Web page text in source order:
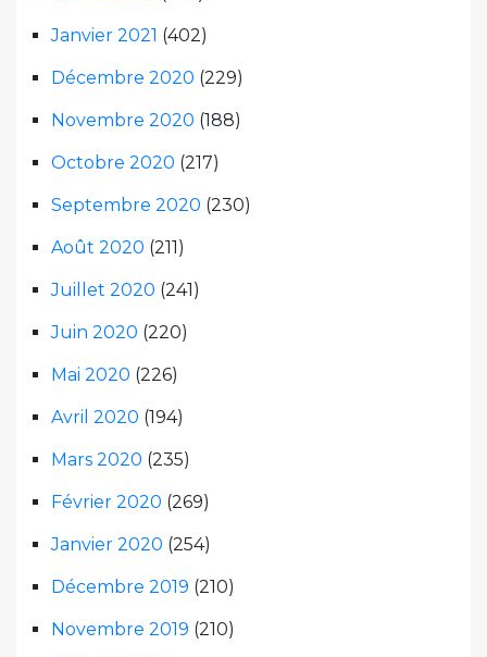
Janvier 2021 (402)
Décembre 2020 (229)
Novembre 2020 (188)
Octobre 2020 (217)
Septembre 2020 (230)
Août 2020 (211)
Juillet 2020 (241)
Juin 2020 (220)
Mai 2020 (226)
Avril 2020 (194)
Mars 2020 (235)
Février 2020 (269)
Janvier 2020 (254)
Décembre 2019 (210)
Novembre 2019 (210)